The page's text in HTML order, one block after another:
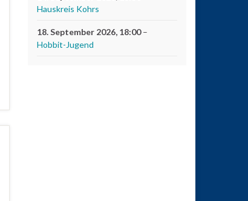
Hauskreis Kohrs
18. September 2026, 18:00–
Hobbit-Jugend